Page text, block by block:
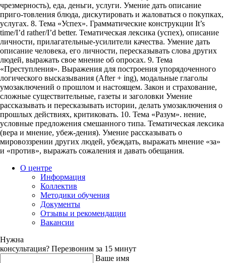
чрезмерность), еда, деньги, услуги. Умение дать описание
приго-товления блюда, дискутировать и жаловаться о покупках,
услугах. 8. Тема «Успех». Грамматические конструкции It’s
time/I’d rather/I’d better. Тематическая лексика (успех), описание
личности, прилагательные-усилители качества. Умение дать
описание человека, его личности, пересказывать слова других
людей, выражать свое мнение об опросах. 9. Тема
«Преступления». Выражения для построения упорядоченного
логического высказывания (After + ing), модальные глаголы
умозаключений о прошлом и настоящем. Закон и страхование,
сложные существительные, газеты и заголовки Умение
рассказывать и пересказывать истории, делать умозаключения о
прошлых действиях, критиковать. 10. Тема «Разум». нение,
условные предложения смешанного типа. Тематическая лексика
(вера и мнение, убеж-дения). Умение рассказывать о
мировоззрении других людей, убеждать, выражать мнение «за»
и «против», выражать сожаления и давать обещания.
О центре
Информация
Коллектив
Методики обучения
Документы
Отзывы и рекомендации
Вакансии
Нужна
консультация? Перезвоним за 15 минут
Ваше имя